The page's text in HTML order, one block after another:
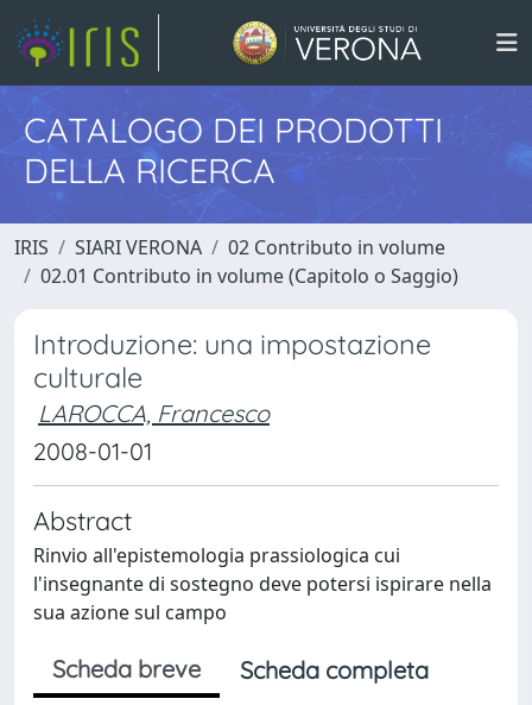
CATALOGO DEI PRODOTTI
DELLA RICERCA
IRIS SIARI VERONA
02 Contributo in volume
02.01 Contributo in volume (Capitolo o Saggio)
Introduzione: una impostazione
culturale
LAROCCA, Francesco
2008-01-01
Abstract
Rinvio all'epistemologia prassiologica cui
l'insegnante di sostegno deve potersi ispirare nella
sua azione sul campo
Scheda breve
Scheda completa